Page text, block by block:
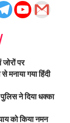
पर
मनाया गया हिंदी
ने दिया धक्का
को किया नमन